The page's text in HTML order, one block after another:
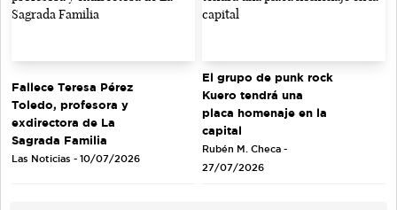
Fallece Teresa Pérez
Toledo, profesora y
exdirectora de La
Sagrada Familia
Las Noticias - 10/07/2026
El grupo de punk rock
Kuero tendrá una
placa homenaje en la
capital
Rubén M. Checa -
27/07/2026